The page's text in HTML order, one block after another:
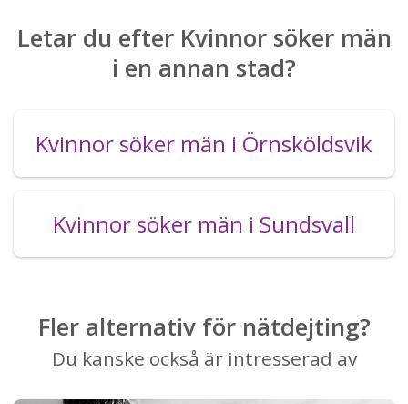
Letar du efter Kvinnor söker män
i en annan stad?
Kvinnor söker män i Örnsköldsvik
Kvinnor söker män i Sundsvall
Fler alternativ för nätdejting?
Du kanske också är intresserad av